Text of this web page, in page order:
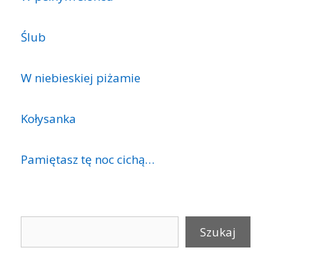
Ślub
W niebieskiej piżamie
Kołysanka
Pamiętasz tę noc cichą…
Szukaj